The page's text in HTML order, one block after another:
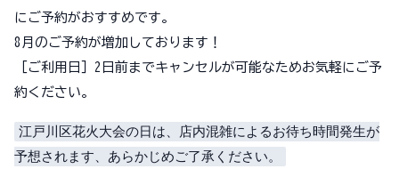
にご予約がおすすめです。
8月のご予約が増加しております！
［ご利用日］2日前までキャンセルが可能なためお気軽にご予
約ください。
江戸川区花火大会の日は、店内混雑によるお待ち時間発生が
予想されます、あらかじめご了承ください。